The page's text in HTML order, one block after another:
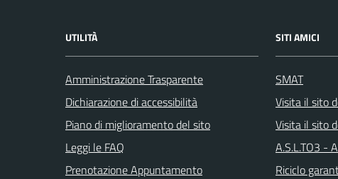
UTILITÀ
Amministrazione Trasparente
Dichiarazione di accessibilità
Piano di miglioramento del sito
Leggi le FAQ
Prenotazione Appuntamento
SITI AMICI
SMAT
Visita il sito
Visita il sito
A.S.L.TO3 -
Riciclo